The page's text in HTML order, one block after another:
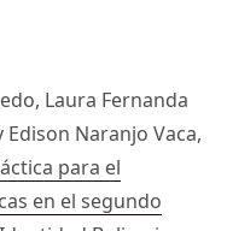
Laura Fernanda
Naranjo Vaca,
para el
en el segundo